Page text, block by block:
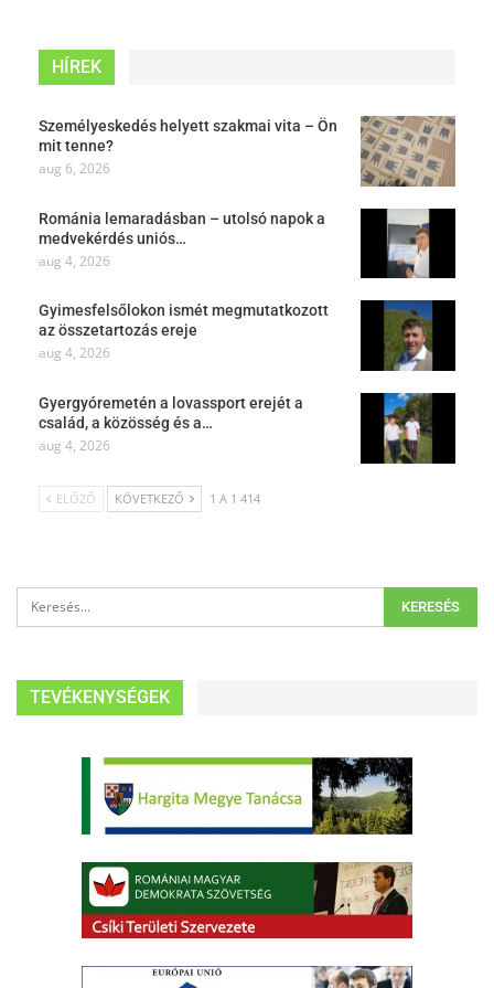
HÍREK
Személyeskedés helyett szakmai vita – Ön
mit tenne?
aug 6, 2026
Románia lemaradásban – utolsó napok a
medvekérdés uniós…
aug 4, 2026
Gyimesfelsőlokon ismét megmutatkozott
az összetartozás ereje
aug 4, 2026
Gyergyóremetén a lovassport erejét a
család, a közösség és a…
aug 4, 2026
ELŐZŐ KÖVETKEZŐ 1 A 1 414
TEVÉKENYSÉGEK